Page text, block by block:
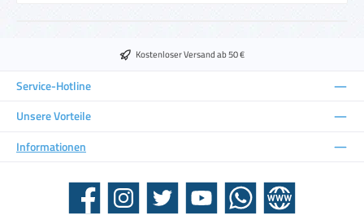
Kostenloser Versand ab 50 €
Service-Hotline
Unsere Vorteile
Informationen
Facebook Instagram Twitter YouTube WhatsApp Website